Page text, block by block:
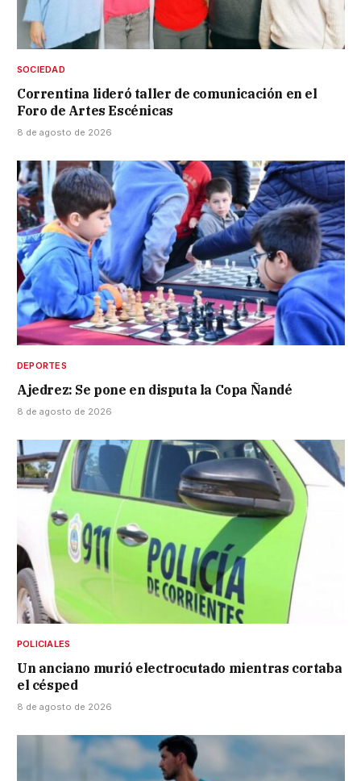
SOCIEDAD
Correntina lideró taller de comunicación en el
Foro de Artes Escénicas
8 de agosto de 2026
DEPORTES
Ajedrez: Se pone en disputa la Copa Ñandé
8 de agosto de 2026
POLICIALES
Un anciano murió electrocutado mientras cortaba
el césped
8 de agosto de 2026